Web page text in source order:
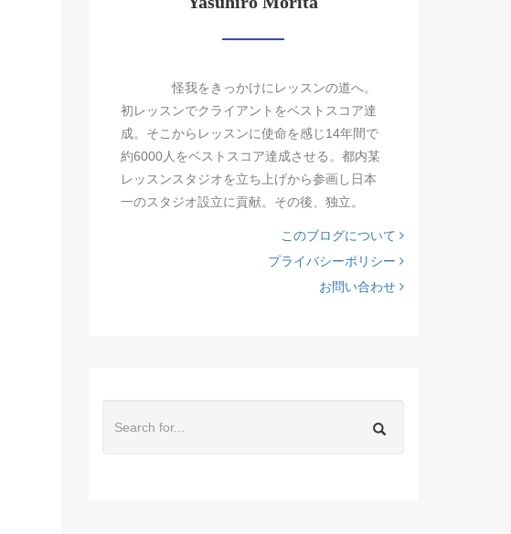
怪我をきっかけにレッスンの道へ。
初レッスンでクライアントをベストスコア達
成。そこからレッスンに使命を感じ14年間で
約6000人をベストスコア達成させる。都内某
レッスンスタジオを立ち上げから参画し日本
一のスタジオ設立に貢献。その後、独立。
このブログについて
プライバシーポリシー
お問い合わせ